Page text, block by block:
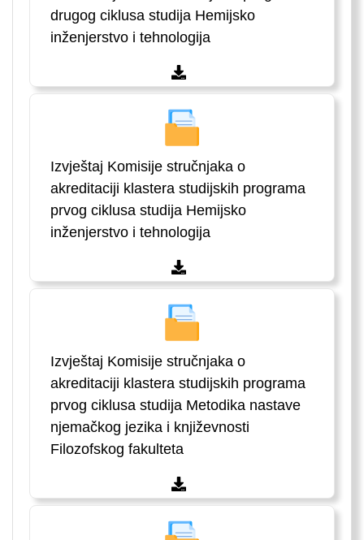
drugog ciklusa studija Hemijsko
inženjerstvo i tehnologija
Izvještaj Komisije stručnjaka o
akreditaciji klastera studijskih programa
prvog ciklusa studija Hemijsko
inženjerstvo i tehnologija
Izvještaj Komisije stručnjaka o
akreditaciji klastera studijskih programa
prvog ciklusa studija Metodika nastave
njemačkog jezika i književnosti
Filozofskog fakulteta